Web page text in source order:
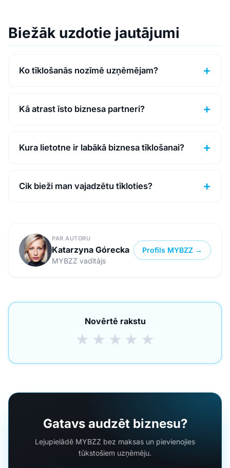
Biežāk uzdotie jautājumi
Ko tīklošanās nozīmē uzņēmējam?
Kā atrast īsto biznesa partneri?
Kura lietotne ir labākā biznesa tīklošanai?
Cik bieži man vajadzētu tīkloties?
PAR AUTORU
Katarzyna Górecka
MYBZZ vadītājs
Profils MYBZZ →
Novērtē rakstu
★ ★ ★ ★ ★
Gatavs audzēt biznesu?
Lejupielādē MYBZZ bez maksas un pievienojies
tūkstošiem uzņēmēju.